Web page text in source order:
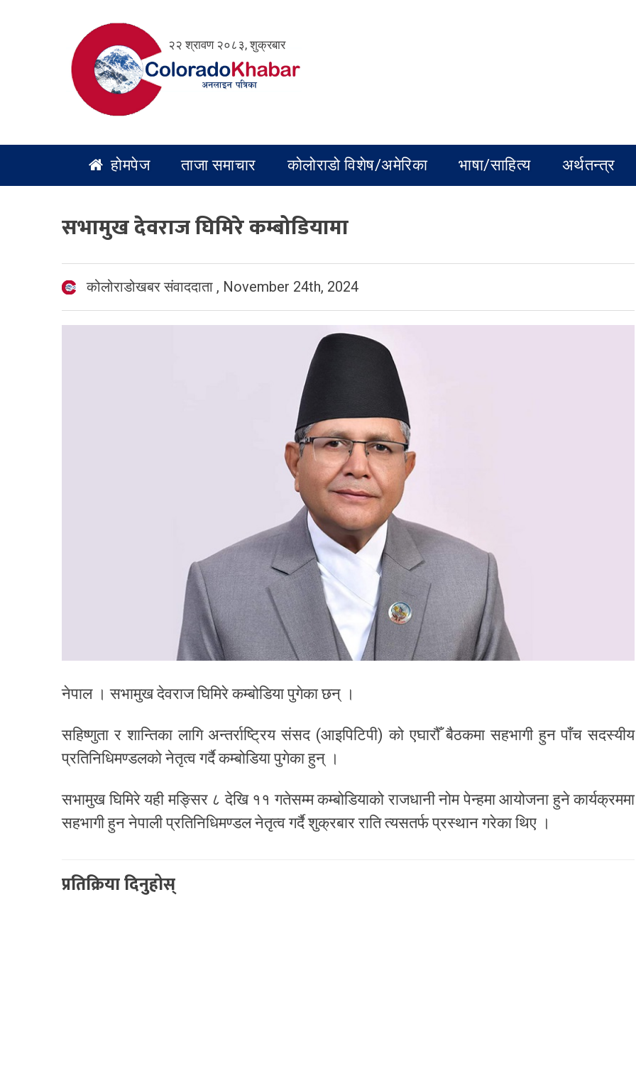
२२ श्रावण २०८३, शुक्रबार
होमपेज ताजा समाचार कोलोराडो विशेष/अमेरिका भाषा/साहित्य अर्थतन्त्र
सभामुख देवराज घिमिरे कम्बोडियामा
कोलोराडोखबर संवाददाता , November 24th, 2024
नेपाल । सभामुख देवराज घिमिरे कम्बोडिया पुगेका छन् ।
सहिष्णुता र शान्तिका लागि अन्तर्राष्ट्रिय संसद (आइपिटिपी) को एघारौँ बैठकमा सहभागी हुन पाँच सदस्यीय
प्रतिनिधिमण्डलको नेतृत्व गर्दै कम्बोडिया पुगेका हुन् ।
सभामुख घिमिरे यही मङ्सिर ८ देखि ११ गतेसम्म कम्बोडियाको राजधानी नोम पेन्हमा आयोजना हुने कार्यक्रममा
सहभागी हुन नेपाली प्रतिनिधिमण्डल नेतृत्व गर्दै शुक्रबार राति त्यसतर्फ प्रस्थान गरेका थिए ।
प्रतिक्रिया दिनुहोस्